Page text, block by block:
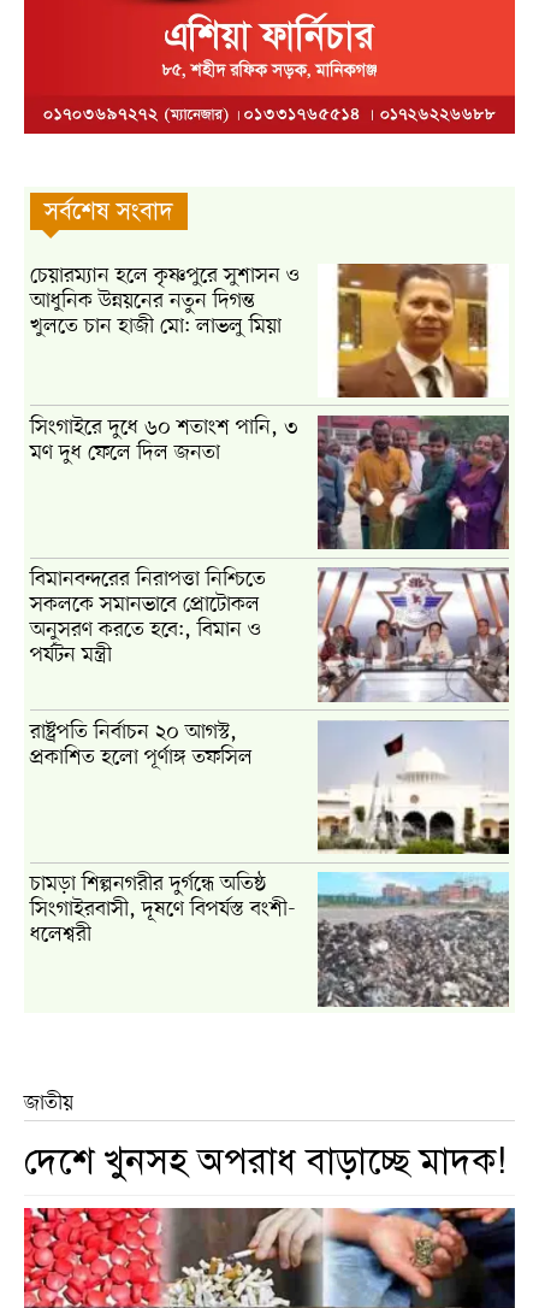
সর্বশেষ সংবাদ
চেয়ারম্যান হলে কৃষ্ণপুরে সুশাসন ও
আধুনিক উন্নয়নের নতুন দিগন্ত
খুলতে চান হাজী মো: লাভলু মিয়া
সিংগাইরে দুধে ৬০ শতাংশ পানি, ৩
মণ দুধ ফেলে দিল জনতা
বিমানবন্দরের নিরাপত্তা নিশ্চিতে
সকলকে সমানভাবে প্রোটোকল
অনুসরণ করতে হবে:, বিমান ও
পর্যটন মন্ত্রী
রাষ্ট্রপতি নির্বাচন ২০ আগস্ট,
প্রকাশিত হলো পূর্ণাঙ্গ তফসিল
চামড়া শিল্পনগরীর দুর্গন্ধে অতিষ্ঠ
সিংগাইরবাসী, দূষণে বিপর্যস্ত বংশী-
ধলেশ্বরী